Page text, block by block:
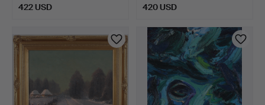
422 USD
420 USD
Objekt